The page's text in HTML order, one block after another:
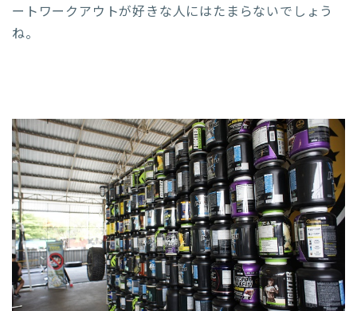
ートワークアウトが好きな人にはたまらないでしょう
ね。